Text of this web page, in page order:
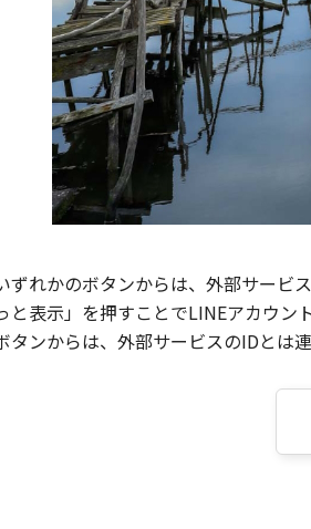
れかのボタンからは、外部サービ
と表示」を押すことでLINEアカウン
ンからは、外部サービスのIDとは